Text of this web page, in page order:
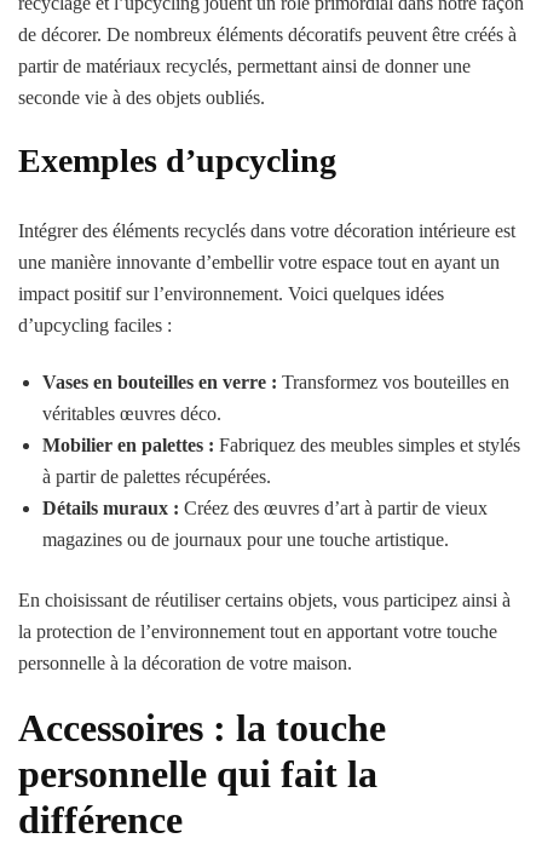
de décorer. De nombreux éléments décoratifs peuvent être créés à
partir de matériaux recyclés, permettant ainsi de donner une
seconde vie à des objets oubliés.
Exemples d’upcycling
Intégrer des éléments recyclés dans votre décoration intérieure est
une manière innovante d’embellir votre espace tout en ayant un
impact positif sur l’environnement. Voici quelques idées
d’upcycling faciles :
Vases en bouteilles en verre : Transformez vos bouteilles en
véritables œuvres déco.
Mobilier en palettes : Fabriquez des meubles simples et stylés
à partir de palettes récupérées.
Détails muraux : Créez des œuvres d’art à partir de vieux
magazines ou de journaux pour une touche artistique.
En choisissant de réutiliser certains objets, vous participez ainsi à
la protection de l’environnement tout en apportant votre touche
personnelle à la décoration de votre maison.
Accessoires : la touche
personnelle qui fait la
différence